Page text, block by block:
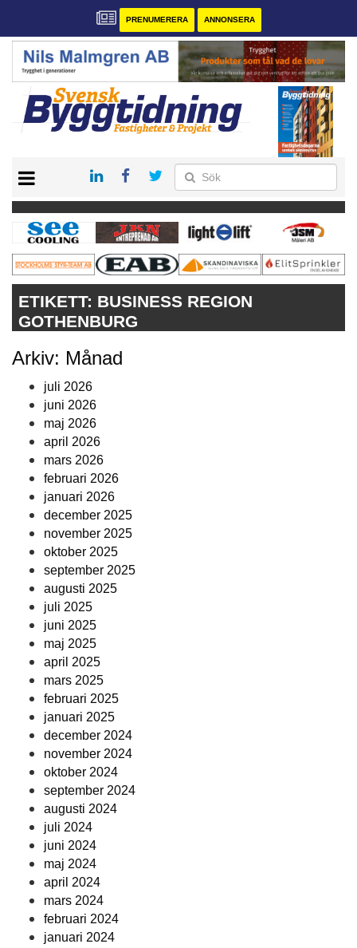
PRENUMERERA ANNONSERA
PRENUMERERA
VÅRA ANDRA MAGASIN
ANNONSERA
KONTAKT
ETIKETT: BUSINESS REGION
GOTHENBURG
Arkiv: Månad
juli 2026
juni 2026
maj 2026
april 2026
mars 2026
februari 2026
januari 2026
december 2025
november 2025
oktober 2025
september 2025
augusti 2025
juli 2025
juni 2025
maj 2025
april 2025
mars 2025
februari 2025
januari 2025
december 2024
november 2024
oktober 2024
september 2024
augusti 2024
juli 2024
juni 2024
maj 2024
april 2024
mars 2024
februari 2024
januari 2024